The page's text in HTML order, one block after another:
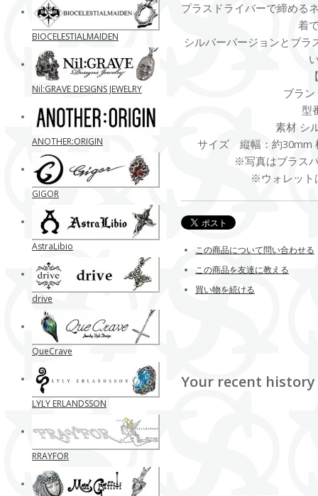
プラスドライバーで締める
着
シルバーバージョンとブラ
ブラン
型
素材 シ
サイズ 縦幅：約30mm
※写真はブラス
※ウォレット
この商品について問い合わせる
この商品を友達に教える
買い物を続ける
Your recent history
BIOCELESTIALMAIDEN
Nil:GRAVE DESIGNS JEWELRY
ANOTHER:ORIGIN
GIGOR
AstraLibio
drive
QueCrave
LYLY ERLANDSSON
RRAYFOR